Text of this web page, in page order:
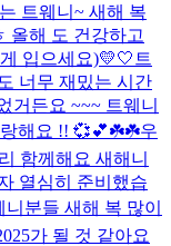
트웨니~ 새해 복
올해 도 건강하고
입으세요)💛🤍 트
너무 재밌는 시간
거든요 ~~~ 트웨니
랑해요 !! 💞💕☘️☘️우
함께해요 새해니
열심히 준비했습
분들 새해 복 많이
가 될 것 같아요